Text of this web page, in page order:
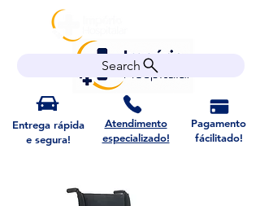
Search
Entrega rápida
e segura!
Atendimento
especializado!
Pagamento
fácilitado!